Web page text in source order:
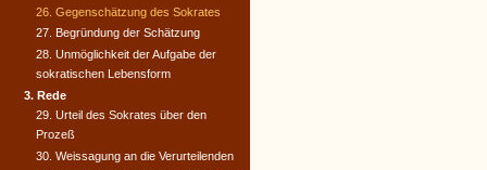
26. Gegenschätzung des Sokrates
27. Begründung der Schätzung
28. Unmöglichkeit der Aufgabe der
sokratischen Lebensform
3. Rede
29. Urteil des Sokrates über den
Prozeß
30. Weissagung an die Verurteilenden